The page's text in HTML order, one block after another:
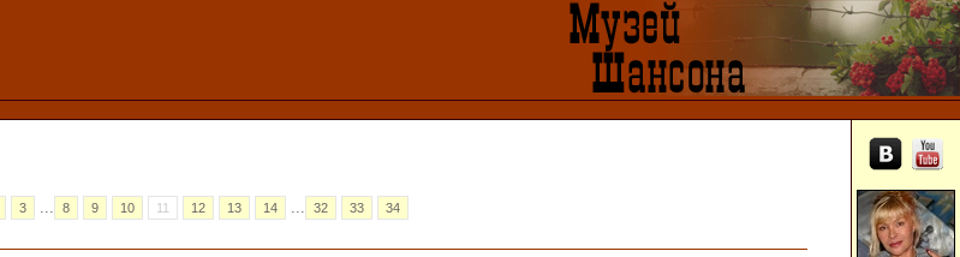
3 ... 8 9 10 11 12 13 14 ... 32 33 34